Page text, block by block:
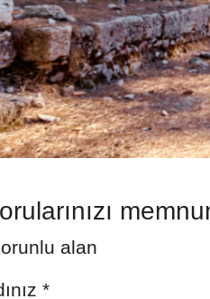
alan
*